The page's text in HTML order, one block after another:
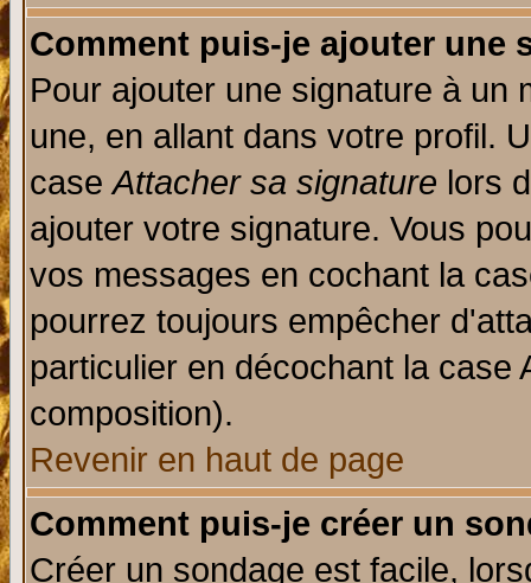
Comment puis-je ajouter une
Pour ajouter une signature à un
une, en allant dans votre profil.
caseAttacher sa signature lors
ajouter votre signature. Vous
vos messages en cochant la
pourrez toujours empêcher
particulier en décochant la
composition).
Revenir en haut de page
Comment puis-je créer un
Créer un sondage est facile,